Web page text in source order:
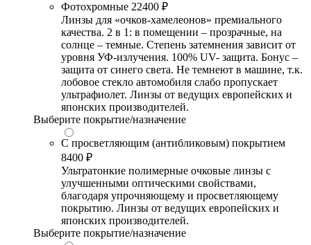
Фотохромные 22400 ₽
Линзы для «очков-хамелеонов» премиального
качества. 2 в 1: в помещении – прозрачные, на
солнце – темные. Степень затемнения зависит от
уровня УФ-излучения. 100% UV- защита. Бонус –
защита от синего света. Не темнеют в машине, т.к.
лобовое стекло автомобиля слабо пропускает
ультрафиолет. Линзы от ведущих европейских и
японских производителей.
Выберите покрытие/назначение
С просветляющим (антибликовым) покрытием
8400 ₽
Ультратонкие полимерные очковые линзы с
улучшенными оптическими свойствами,
благодаря упрочняющему и просветляющему
покрытию. Линзы от ведущих европейских и
японских производителей.
Выберите покрытие/назначение